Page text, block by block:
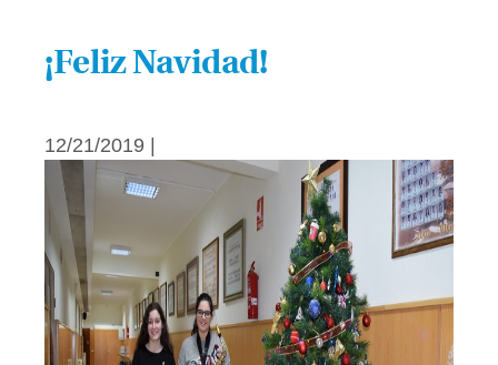
¡Feliz Navidad!
12/21/2019 |